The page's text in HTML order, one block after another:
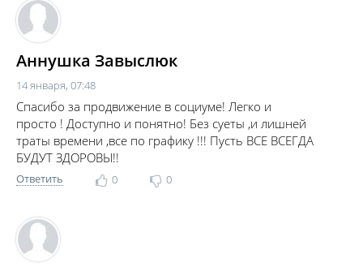
Аннушка Завыслюк
14 января, 07:48
Спасибо за продвижение в социуме! Легко и
просто ! Доступно и понятно! Без суеты ,и лишней
траты времени ,все по графику !!! Пусть ВСЕ ВСЕГДА
БУДУТ ЗДОРОВЫ!!
Ответить 0 0